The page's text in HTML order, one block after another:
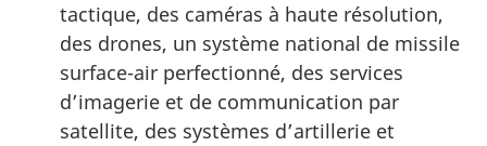
tactique, des caméras à haute résolution,
des drones, un système national de missile
surface-air perfectionné, des services
d’imagerie et de communication par
satellite, des systèmes d’artillerie et